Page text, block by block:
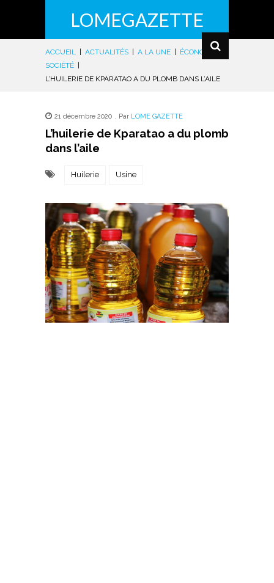
LOMEGAZETTE
ACCUEIL ACTUALITÉS A LA UNE ÉCONOMIE |
SOCIÉTÉ
L’HUILERIE DE KPARATAO A DU PLOMB DANS L’AILE
21 décembre 2020 , Par LOME GAZETTE
L’huilerie de Kparatao a du plomb
dans l’aile
Huilerie Usine